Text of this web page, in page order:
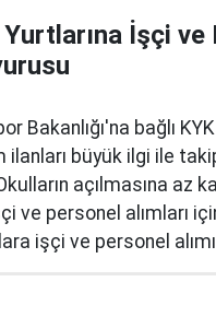
Yurtlarına İşçi ve
Bakanlığı'na bağlı
ilanları büyük ilgi ile
açılmasına az
ve personel alımları
işçi ve personel